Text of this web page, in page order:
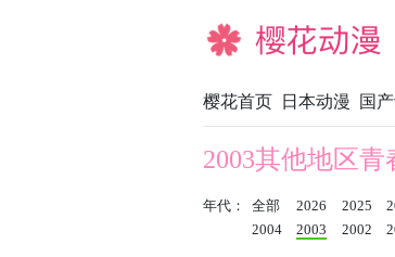
樱花动漫
樱花首页 日本动漫 国
2003其他地区青
年代： 全部 2026 2025
2004
2003 2002